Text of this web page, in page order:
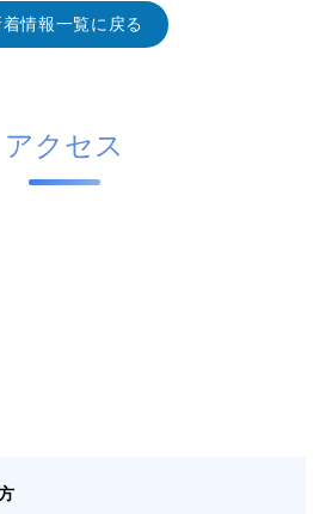
着情報一覧に戻る
アクセス